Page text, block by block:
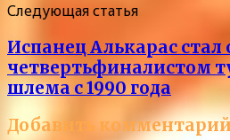
Следующая статья
Испанец Алькарас
четвертьфиналистом
шлема с 1990 года
Добавить